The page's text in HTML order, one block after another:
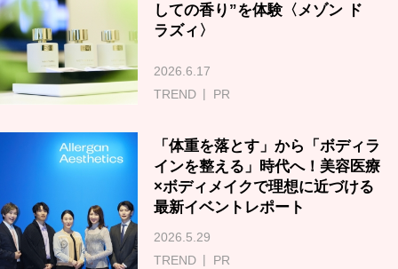
しての香り”を体験〈メゾン ド
ラズィ〉
2026.6.17
TREND
PR
「体重を落とす」から「ボディラ
インを整える」時代へ！美容医療
×ボディメイクで理想に近づける
最新イベントレポート
2026.5.29
TREND
PR